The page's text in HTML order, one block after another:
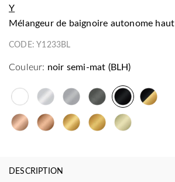
Y
mélangeur de baignoire autonome haut
CODE:Y1233BL
Couleur: noir semi-mat (BLH)
DESCRIPTION